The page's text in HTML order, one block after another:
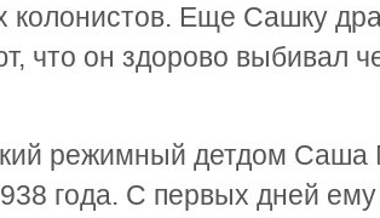
колонистов. Еще Сашку
что он здорово выбивал
режимный детдом Саша
года. С первых дней